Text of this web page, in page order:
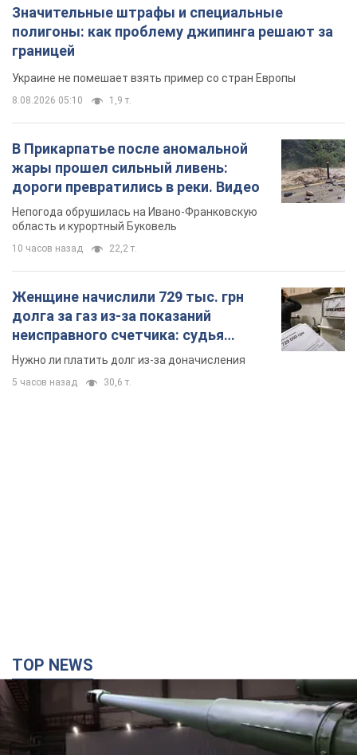
Значительные штрафы и специальные
полигоны: как проблему джипинга решают за
границей
Украине не помешает взять пример со стран Европы
8.08.2026 05:10 1,9 т.
В Прикарпатье после аномальной
жары прошел сильный ливень:
дороги превратились в реки. Видео
Непогода обрушилась на Ивано-Франковскую
область и курортный Буковель
10 часов назад 22,2 т.
Женщине начислили 729 тыс. грн
долга за газ из-за показаний
неисправного счетчика: судья
вынес неожиданное решение
Нужно ли платить долг из-за доначисления
5 часов назад 30,6 т.
TOP NEWS